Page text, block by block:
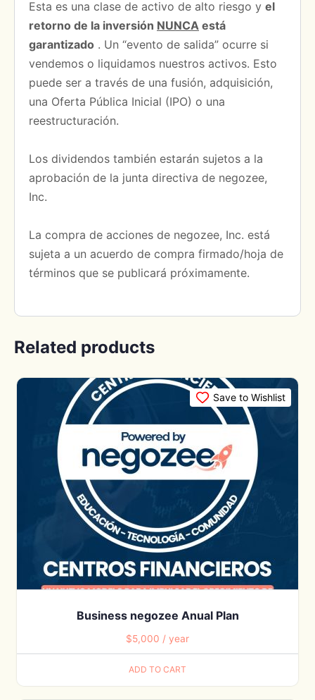
Esta es una clase de activo de alto riesgo y el
retorno de la inversión NUNCA está
garantizado . Un “evento de salida” ocurre si
vendemos o liquidamos nuestros activos. Esto
puede ser a través de una fusión, adquisición,
una Oferta Pública Inicial (IPO) o una
reestructuración.
Los dividendos también estarán sujetos a la
aprobación de la junta directiva de negozee,
Inc.
La compra de acciones de negozee, Inc. está
sujeta a un acuerdo de compra firmado/hoja de
términos que se publicará próximamente.
Related products
Save to Wishlist
Business negozee Anual Plan
$5,000 / year
ADD TO CART